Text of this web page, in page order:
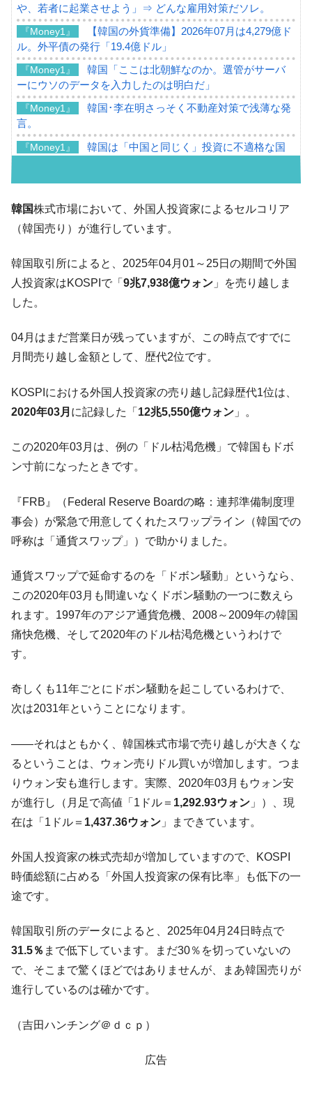
や、若者に起業させよう」⇒ どんな雇用対策だソレ。
『Money1』
【韓国の外貨準備】2026年07月は4,279億ド
ル。外平債の発行「19.4億ドル」
『Money1』
韓国「ここは北朝鮮なのか。選管がサーバ
ーにウソのデータを入力したのは明白だ」
『Money1』
韓国･李在明さっそく不動産対策で浅薄な発
言。
『Money1』
韓国は「中国と同じく」投資に不適格な国
『Money1』
『韓国銀行』が「金の保有量を増やしま
す」⇒「金を経由するドル入手」手段ではないのか？
『Money1』
韓国･外為取引量「1日当たり1,214.4億ド
『Money1』
韓国･帰ってきた李在明。李在明を支持しな
い「50.5％」に上昇
『Money1』
断
『Money1』
韓国･警察職員が「丸刈りになって抗議活
『Money1』
中国だけが鉄鋼輸出を異常増加させる ⇒ 中
国の過剰生産が世界を蝕む。
種は全般的「不調」⇒ PSIが示す現況は決して良くない。
『Money1』
【米韓激突案件】韓国消費者院が『クーパ
『Money1』 韓国で猛暑。南東部では干ばつ
「KDDX」1番艦、2032年竣工と公示
『Money1』
【対日本円】ウォン安が急進！ 日米の協調
に韓国がいっちょがみしたのでは。
『Money1』
韓国政府『BYD』車への補助金を全廃 ⇒ 実
は韓国で『BYD』車は売れている。6カ月で対前年同期比
1.9倍！
『Money1』
ドを掲げる「在韓反米勢力」
『Money1』
韓国政府「2035年までに18.4GW規模のAIデ
JPモルガン「韓国レバレッジETFの清算は
ほぼ終わった」
発。
韓国政府「ニセＫ-ブランドを通報しようキ
『Money1』
韓国「橋が落ちました」⇒ 耐久性「なさす
ぎ」では。
営業利益80.2％も減少
『Money1』
米国下院「韓国の公務員個人をターゲット
にぶん殴る法案」提出！⇒ クーパン問題は合衆国企業に対
する差別。許してはおかぬ
他人事のような発言。
業績「史上最高益」当期純利益は前年同期比13.4倍に。
韓国株式市場において、外国人投資家によるセルコリア
（韓国売り）が進行しています。
韓国取引所によると、2025年04月01～25日の期間で外国
人投資家はKOSPIで「 9兆7,938億ウォン 」を売り越しま
した。
04月はまだ営業日が残っていますが、この時点ですでに
月間売り越し金額として、歴代2位です。
KOSPIにおける外国人投資家の売り越し記録歴代1位は、
2020年03月 に記録した「 12兆5,550億ウォン 」。
この2020年03月は、例の「ドル枯渇危機」で韓国もドボ
ン寸前になったときです。
『FRB』（Federal Reserve Boardの略：連邦準備制度理
事会）が緊急で用意してくれたスワップライン（韓国での
呼称は「通貨スワップ」）で助かりました。
通貨スワップで延命するのを「ドボン騒動」というなら、
この2020年03月も間違いなくドボン騒動の一つに数えら
れます。1997年のアジア通貨危機、2008～2009年の韓国
痛快危機、そして2020年のドル枯渇危機というわけで
す。
奇しくも11年ごとにドボン騒動を起こしているわけで、
次は2031年ということになります。
――それはともかく、韓国株式市場で売り越しが大きくな
るということは、ウォン売りドル買いが増加します。つま
りウォン安も進行します。実際、2020年03月もウォン安
が進行し（月足で高値「1ドル＝ 1,292.93ウォン 」）、現
在は「1ドル＝ 1,437.36ウォン 」まできています。
外国人投資家の株式売却が増加していますので、KOSPI
時価総額に占める「外国人投資家の保有比率」も低下の一
途です。
韓国取引所のデータによると、2025年04月24日時点で
31.5％ まで低下しています。まだ30％を切っていないの
で、そこまで驚くほどではありませんが、まあ韓国売りが
進行しているのは確かです。
（吉田ハンチング＠ｄｃｐ）
広告